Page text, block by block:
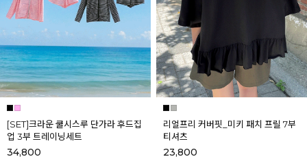
[SET]크라운 쿨시스루 단가라 후드집
업 3부 트레이닝세트
34,800
리얼프리 커버핏_미키 패치 프릴 7부
티셔츠
23,800